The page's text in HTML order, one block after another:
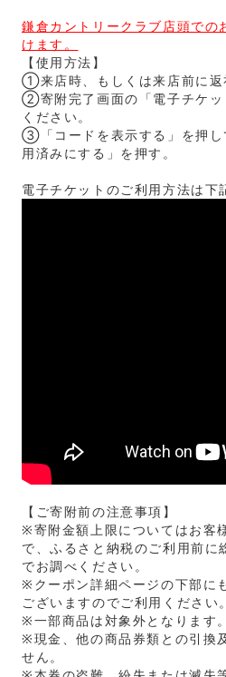
鎌倉カントリークラブ店頭での
けます。
【使用方法】
①来店時、もしくは来店前に返
②寄附完了画面の「電子チケッ
ください。
③「コードを表示する」を押し
用済みにする」を押す。
電子チケットのご利用方法は下
【ご寄附前の注意事項】
※寄附金額上限についてはお客
で、ふるさと納税のご利用前に
でお調べください。
※クーポン詳細ページの下部に
ございますのでご利用ください。
※一部商品は対象外となります。
※現金、他の商品券類との引換
せん。